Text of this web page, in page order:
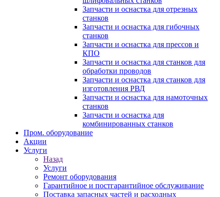
Запчасти и оснастка для отрезных
станков
Запчасти и оснастка для гибочных
станков
Запчасти и оснастка для прессов и
КПО
Запчасти и оснастка для станков для
обработки проводов
Запчасти и оснастка для станков для
изготовления РВД
Запчасти и оснастка для намоточных
станков
Запчасти и оснастка для
комбинированных станков
Пром. оборудование
Акции
Услуги
Назад
Услуги
Ремонт оборудования
Гарантийное и постгарантийное обслуживание
Поставка запасных частей и расходных